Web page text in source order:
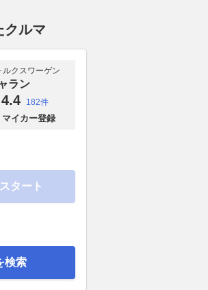
85周年を迎えるジープを語る
【九島辰也】
クルマ
ルクスワーゲン
ラン
4.4 182件
マイカー登録
タート
検索